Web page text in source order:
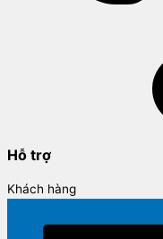
Hỗ trợ
Khách hàng